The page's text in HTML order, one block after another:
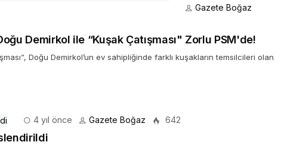
Gazete Boğaz
Demirkol ile “Kuşak Çatışması" Zorlu PSM'de!
Doğu Demirkol’un ev sahipliğinde farklı kuşakların temsilcileri olan
4 yıl önce Gazete Boğaz 642